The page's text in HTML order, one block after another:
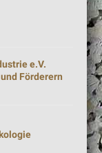
e.V.
Förderern